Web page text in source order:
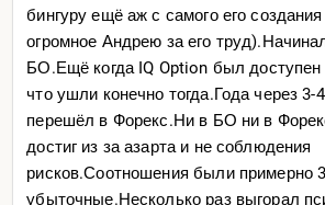
бингуру ещё аж с самого его
огромное Андрею за его
БО.Ещё когда IQ Option был
что ушли конечно тогда.Года через
перешёл в Форекс.Ни в БО ни в
достиг из за азарта и не соблюдения
рисков.Соотношения были примерно
убыточные.Несколько раз выгорал